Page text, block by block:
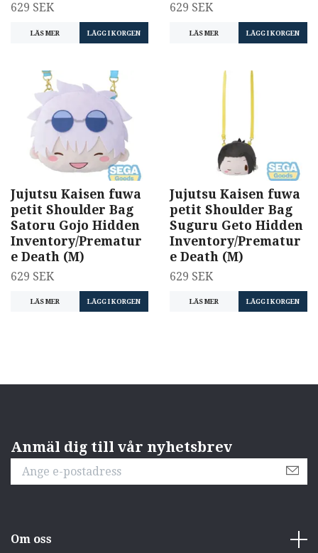
629 SEK
LÄS MER LÄGG I KORGEN
629 SEK
LÄS MER LÄGG I KORGEN
Jujutsu Kaisen fuwa
petit Shoulder Bag
Satoru Gojo Hidden
Inventory/Prematur
e Death (M)
629 SEK
LÄS MER LÄGG I KORGEN
Jujutsu Kaisen fuwa
petit Shoulder Bag
Suguru Geto Hidden
Inventory/Prematur
e Death (M)
629 SEK
LÄS MER LÄGG I KORGEN
Anmäl dig till vår nyhetsbrev
Om oss